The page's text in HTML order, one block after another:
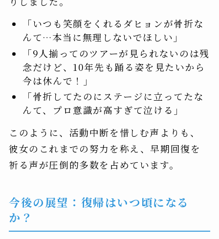
「いつも笑顔をくれるダヒョンが骨折な
んて…本当に無理しないでほしい」
「9人揃ってのツアーが見られないのは残
念だけど、10年先も踊る姿を見たいから
今は休んで！」
「骨折してたのにステージに立ってたな
んて、プロ意識が高すぎて泣ける」
このように、活動中断を惜しむ声よりも、
彼女のこれまでの努力を称え、早期回復を
祈る声が圧倒的多数を占めています。
今後の展望：復帰はいつ頃になる
か？